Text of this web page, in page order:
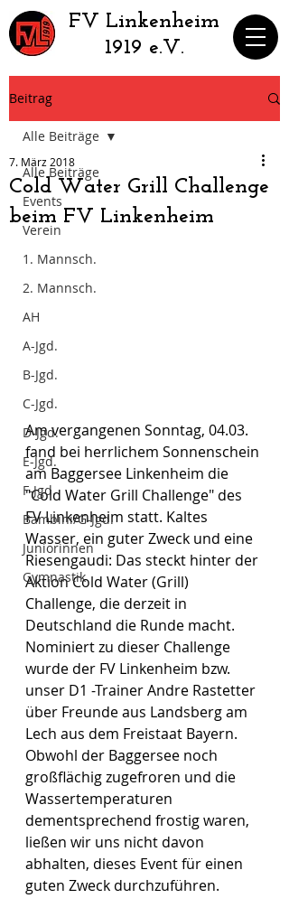
​FV Linkenheim
1919 e.V.
Beitrag
Alle Beiträge
Events
Verein
1. Mannsch.
2. Mannsch.
AH
A-Jgd.
B-Jgd.
C-Jgd.
D-Jgd.
E-Jgd.
F-Jgd.
Bambini/G-Jgd.
Juniorinnen
Gymnastik
Alle Beiträge
Cold Water Grill Challenge
beim FV Linkenheim
7. März 2018
Am vergangenen Sonntag, 04.03.
fand bei herrlichem Sonnenschein
am Baggersee Linkenheim die
"Cold Water Grill Challenge" des
FV Linkenheim statt. Kaltes
Wasser, ein guter Zweck und eine
Riesengaudi: Das steckt hinter der
Aktion Cold Water (Grill)
Challenge, die derzeit in
Deutschland die Runde macht.
Nominiert zu dieser Challenge
wurde der FV Linkenheim bzw.
unser D1 -Trainer Andre Rastetter
über Freunde aus Landsberg am
Lech aus dem Freistaat Bayern.
Obwohl der Baggersee noch
großflächig zugefroren und die
Wassertemperaturen
dementsprechend frostig waren,
ließen wir uns nicht davon
abhalten, dieses Event für einen
guten Zweck durchzuführen.